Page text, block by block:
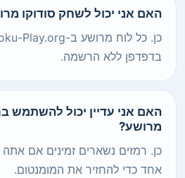
האם אני יכול לשחק סודוקו
בדפדפן ללא הרשמה.
האם אני עדיין יכול להשתמש
מרושע?
כן. רמזים נשארים זמינים אם אתה
אחד כדי להחזיר את המומנטום.